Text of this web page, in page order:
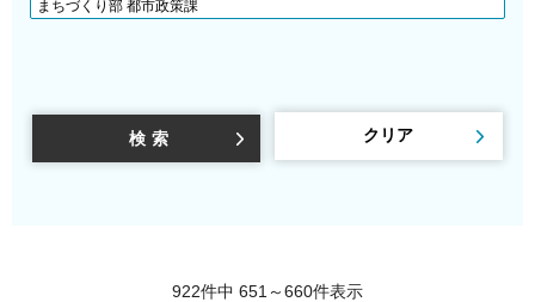
922件中 651～660件表示